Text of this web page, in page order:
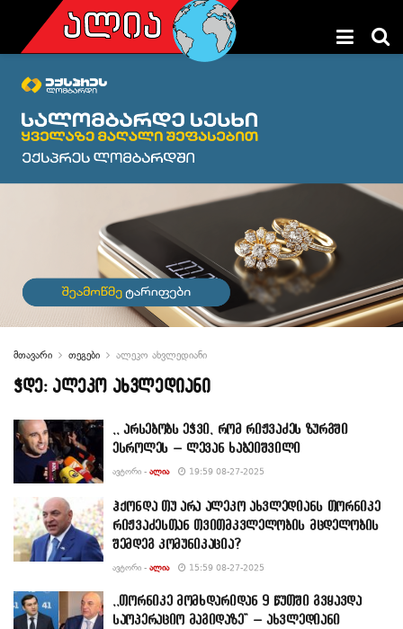
მთავარი თეგები ალეკო ახვლედიანი
ჭდე: ალეკო ახვლედიანი
,, არსებობს ეჭვი, რომ რიჟვაძეს ზურგში
ესროლეს – ლევან ხაბეიშვილი
ᲐᲕᲢᲝᲠᲘ - ᲐᲚᲘᲐ 19:59 08-27-2025
ჰქონდა თუ არა ალეკო ახვლედიანს თორნიკე
რიჟვაძესთან თვითმკვლელობის მცდელობის
შემდეგ კომუნიკაცია?
ᲐᲕᲢᲝᲠᲘ - ᲐᲚᲘᲐ 15:59 08-27-2025
,,თორნიკე მომხდარიდან 9 წუთში გვყავდა
საოპერაციო მაგიდაზე” – ახვლედიანი